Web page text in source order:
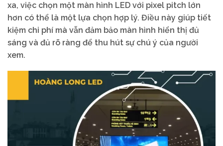
xa, việc chọn một màn hình LED với pixel pitch lớn
hơn có thể là một lựa chọn hợp lý. Điều này giúp tiết
kiệm chi phí mà vẫn đảm bảo màn hình hiển thị đủ
sáng và đủ rõ ràng để thu hút sự chú ý của người
xem.